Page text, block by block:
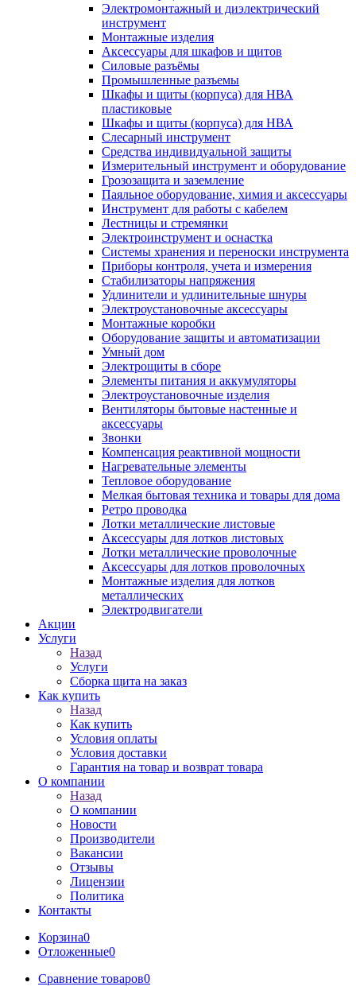
Электромонтажный и диэлектрический
инструмент
Монтажные изделия
Аксессуары для шкафов и щитов
Силовые разъёмы
Промышленные разъемы
Шкафы и щиты (корпуса) для НВА
пластиковые
Шкафы и щиты (корпуса) для НВА
Слесарный инструмент
Средства индивидуальной защиты
Измерительный инструмент и оборудование
Грозозащита и заземление
Паяльное оборудование, химия и аксессуары
Инструмент для работы с кабелем
Лестницы и стремянки
Электроинструмент и оснастка
Системы хранения и переноски инструмента
Приборы контроля, учета и измерения
Стабилизаторы напряжения
Удлинители и удлинительные шнуры
Электроустановочные аксессуары
Монтажные коробки
Оборудование защиты и автоматизации
Умный дом
Электрощиты в сборе
Элементы питания и аккумуляторы
Электроустановочные изделия
Вентиляторы бытовые настенные и
аксессуары
Звонки
Компенсация реактивной мощности
Нагревательные элементы
Тепловое оборудование
Мелкая бытовая техника и товары для дома
Ретро проводка
Лотки металлические листовые
Аксессуары для лотков листовых
Лотки металлические проволочные
Аксессуары для лотков проволочных
Монтажные изделия для лотков
металлических
Электродвигатели
Акции
Услуги
Назад
Услуги
Сборка щита на заказ
Как купить
Назад
Как купить
Условия оплаты
Условия доставки
Гарантия на товар и возврат товара
О компании
Назад
О компании
Новости
Производители
Вакансии
Отзывы
Лицензии
Политика
Контакты
Корзина0
Отложенные0
Сравнение товаров0